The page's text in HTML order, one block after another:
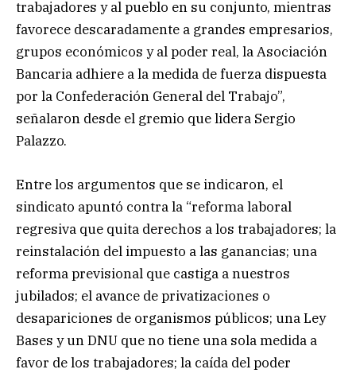
trabajadores y al pueblo en su conjunto, mientras
favorece descaradamente a grandes empresarios,
grupos económicos y al poder real, la Asociación
Bancaria adhiere a la medida de fuerza dispuesta
por la Confederación General del Trabajo”,
señalaron desde el gremio que lidera Sergio
Palazzo.
Entre los argumentos que se indicaron, el
sindicato apuntó contra la “reforma laboral
regresiva que quita derechos a los trabajadores; la
reinstalación del impuesto a las ganancias; una
reforma previsional que castiga a nuestros
jubilados; el avance de privatizaciones o
desapariciones de organismos públicos; una Ley
Bases y un DNU que no tiene una sola medida a
favor de los trabajadores; la caída del poder